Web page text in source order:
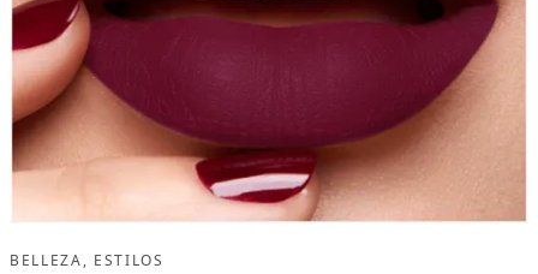
BELLEZA, ESTILOS